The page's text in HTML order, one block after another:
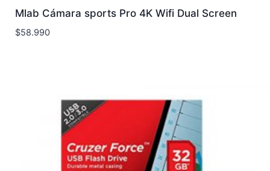
Mlab Cámara sports Pro 4K Wifi Dual Screen
$58.990